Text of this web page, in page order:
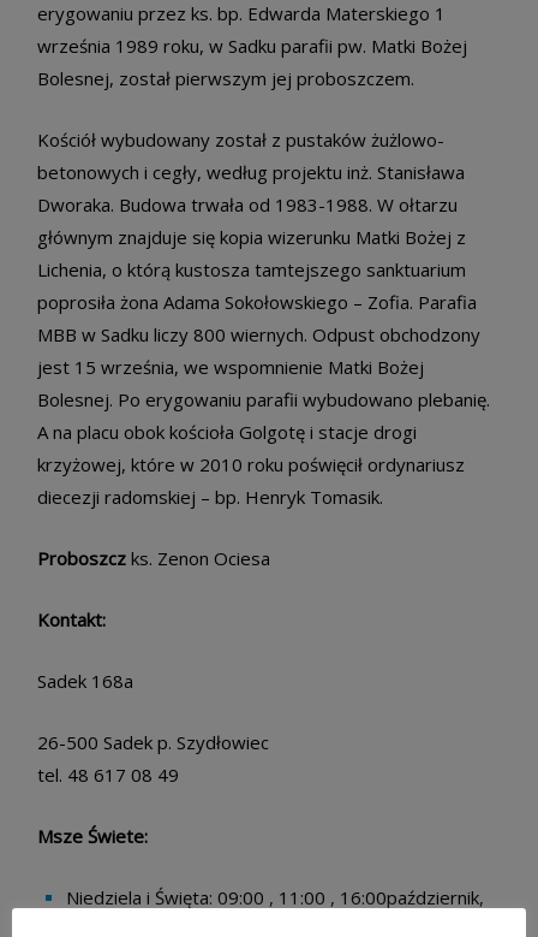
erygowaniu przez ks. bp. Edwarda Materskiego 1
września 1989 roku, w Sadku parafii pw. Matki Bożej
Bolesnej, został pierwszym jej proboszczem.
Kościół wybudowany został z pustaków żużlowo-
betonowych i cegły, według projektu inż. Stanisława
Dworaka. Budowa trwała od 1983-1988. W ołtarzu
głównym znajduje się kopia wizerunku Matki Bożej z
Lichenia, o którą kustosza tamtejszego sanktuarium
poprosiła żona Adama Sokołowskiego – Zofia. Parafia
MBB w Sadku liczy 800 wiernych. Odpust obchodzony
jest 15 września, we wspomnienie Matki Bożej
Bolesnej. Po erygowaniu parafii wybudowano plebanię.
A na placu obok kościoła Golgotę i stacje drogi
krzyżowej, które w 2010 roku poświęcił ordynariusz
diecezji radomskiej – bp. Henryk Tomasik.
Proboszcz ks. Zenon Ociesa
Kontakt:
Sadek 168a
26-500 Sadek p. Szydłowiec
tel. 48 617 08 49
Msze Świete:
Niedziela i Święta: 09:00 , 11:00 , 16:00październik,